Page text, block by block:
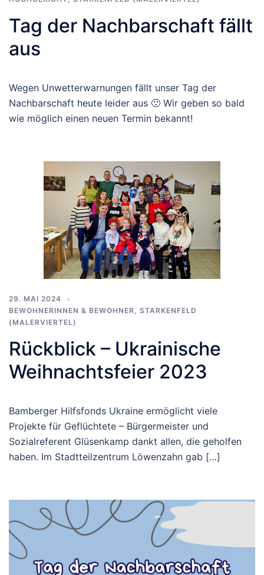
Tag der Nachbarschaft fällt
aus
Wegen Unwetterwarnungen fällt unser Tag der
Nachbarschaft heute leider aus 🙁 Wir geben so bald
wie möglich einen neuen Termin bekannt!
29. MAI 2024
BEWOHNERINNEN & BEWOHNER, STARKENFELD
(MALERVIERTEL)
Rückblick – Ukrainische
Weihnachtsfeier 2023
Bamberger Hilfsfonds Ukraine ermöglicht viele
Projekte für Geflüchtete – Bürgermeister und
Sozialreferent Glüsenkamp dankt allen, die geholfen
haben. Im Stadtteilzentrum Löwenzahn gab […]